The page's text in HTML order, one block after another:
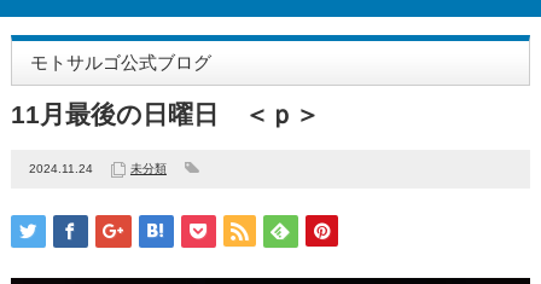
モトサルゴ公式ブログ
11月最後の日曜日 ＜ｐ＞
2024.11.24 未分類